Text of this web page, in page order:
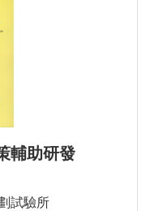
輔助研發
試驗所